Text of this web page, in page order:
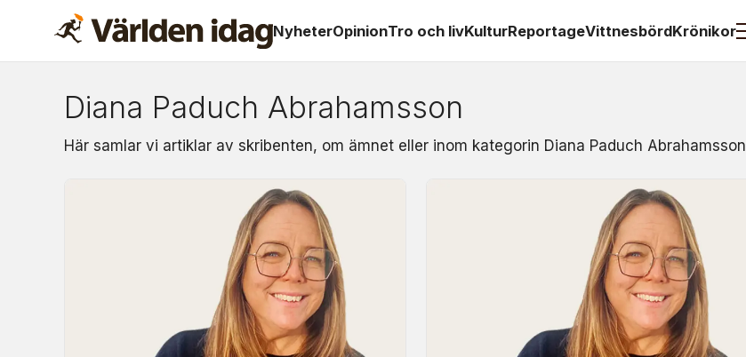
NyheterOpinionTro och livKulturReportageVittnesbördKrönikor
Om:
diana
abrahamsson
Diana Paduch Abrahamsson
Här samlar vi artiklar av skribenten, om ämnet eller inom kategorin Diana Paduch Abrahamsson